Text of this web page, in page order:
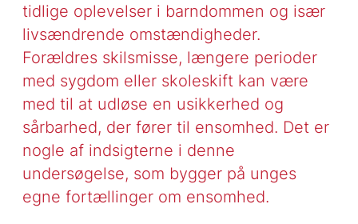
tidlige oplevelser i barndommen og især
livsændrende omstændigheder.
Forældres skilsmisse, længere perioder
med sygdom eller skoleskift kan være
med til at udløse en usikkerhed og
sårbarhed, der fører til ensomhed. Det er
nogle af indsigterne i denne
undersøgelse, som bygger på unges
egne fortællinger om ensomhed.